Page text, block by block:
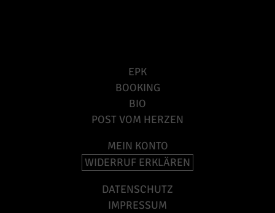
EPK
BOOKING
BIO
POST VOM HERZEN
MEIN KONTO
WIDERRUF ERKLÄREN
DATENSCHUTZ
IMPRESSUM